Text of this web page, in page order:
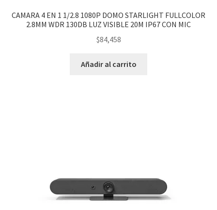
CAMARA 4 EN 1 1/2.8 1080P DOMO STARLIGHT FULLCOLOR
2.8MM WDR 130DB LUZ VISIBLE 20M IP67 CON MIC
$84,458
Añadir al carrito